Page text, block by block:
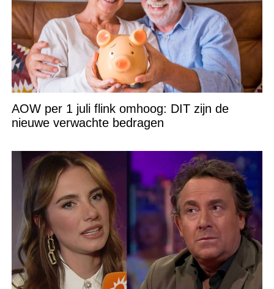
AOW per 1 juli flink omhoog: DIT zijn de
nieuwe verwachte bedragen